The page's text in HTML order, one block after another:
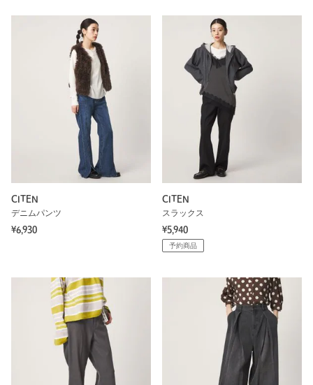
CITEN
デニムパンツ
¥6,930
CITEN
スラックス
¥5,940
予約商品